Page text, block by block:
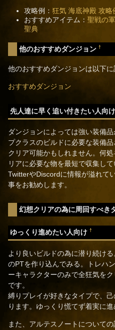
攻略例：狂気 海底神殿 攻略
おすすめアイテム：聖戦の
聖典
他のおすすめダンジョン†
他のおすすめダンジョンは以下に
おすすめダンジョン
先人達に早く追い付きたい人向
ダンジョンによっては強い装備
プクラスのビルドに必要な装備
クリア可能かもしれません。何
リアに必要な物を最短で収集し
TwitterやDiscordに情報が溢れて
事をお勧めします。
幻想クリアの為に周回すべき
ゆっくり進めたい人向け†
より良いビルドの為に潜り続け
のPTを作り込んでみる。トレハ
ーキャラクターのみで全狂気を
です。
縛りプレイが好きなタイプで、
ります。ゆっくり慌てず着実に進
また、アルテスノートについて